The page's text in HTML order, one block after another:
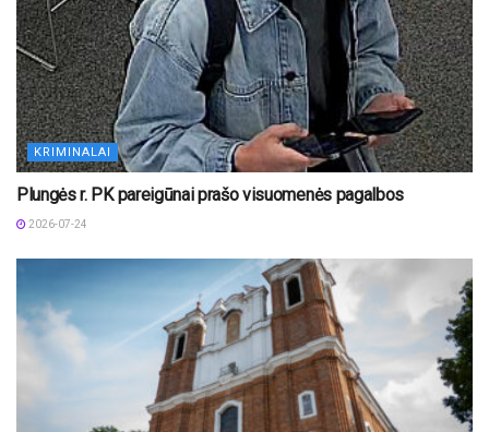
KRIMINALAI
Plungės r. PK pareigūnai prašo visuomenės pagalbos
2026-07-24